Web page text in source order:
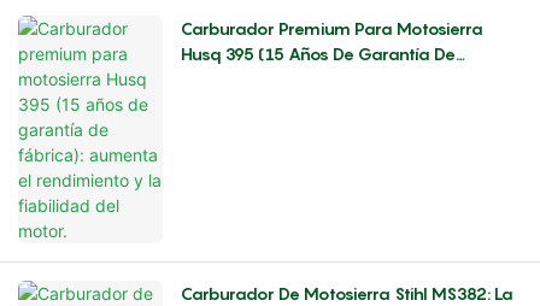
Carburador Premium Para Motosierra
Husq 395 (15 Años De Garantía De
Carburador De Motosierra Stihl MS382: La